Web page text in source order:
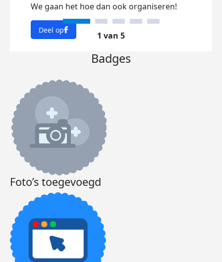
We gaan het hoe dan ook organiseren!
Deel op
1 van 5
Badges
Foto’s toegevoegd